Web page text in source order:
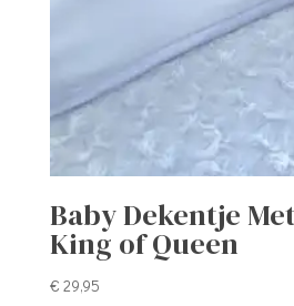
Baby Dekentje
King of Queen
€ 29,95